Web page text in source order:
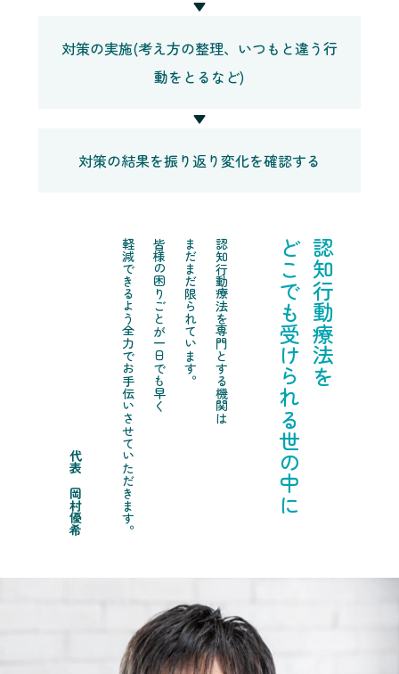
▼
対策の実施(考え方の整理、いつもと違う行
動をとるなど)
▼
対策の結果を振り返り変化を確認する
認知行動療法を
どこでも受けられる世の中に
認知行動療法を専門とする機関は
まだまだ限られています。
皆様の困りごとが一日でも早く
軽減できるよう全力でお手伝いさせていただきます。
代表 岡村優希